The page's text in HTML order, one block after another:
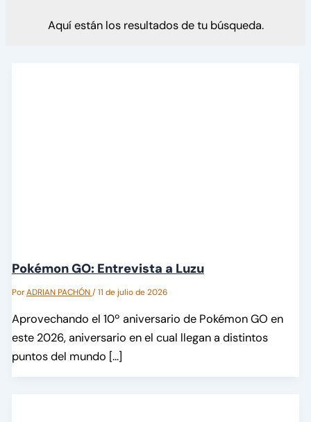
Aquí están los resultados de tu búsqueda.
Pokémon GO: Entrevista a Luzu
PorADRIAN PACHÓN/11 de julio de 2026
Aprovechando el 10º aniversario de Pokémon GO en
este 2026, aniversario en el cual llegan a distintos
puntos del mundo […]